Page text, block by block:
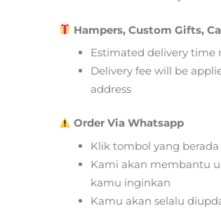
Hampers, Custom Gifts,
Estimated delivery time
Delivery fee will be
address
Order Via Whatsapp
Klik tombol yang
Kami akan membantu
kamu inginkan
Kamu akan selalu